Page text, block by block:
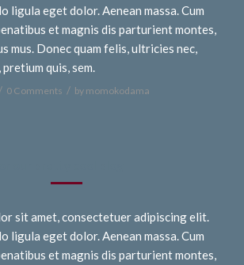
ligula eget dolor. Aenean massa. Cum
et magnis dis parturient montes,
mus. Donec quam felis, ultricies nec,
quis, sem.
/ 0 Comments / by momokodama
sit amet, consectetuer adipiscing elit.
ligula eget dolor. Aenean massa. Cum
et magnis dis parturient montes,